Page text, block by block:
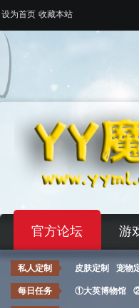
设为首页 收藏本站
官方论坛 游
私人定制 皮肤定制 宠物
每日任务 ①大英博物馆